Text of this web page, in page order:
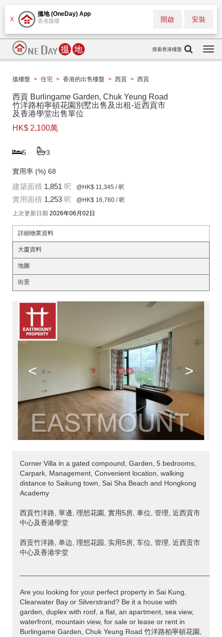
X
搵地 (OneDay) App
香港搵樓 安裝
開啟
搜索香港樓盤
搵樓盤 > 住宅 > 香港的出售樓盤 > 西貢 > 西貢
西貢 Burlingame Garden, Chuk Yeung Road
竹洋路柏寧頓花園別墅出售及出租-近西貢市
及香港學堂出售單位
HK$ 2,100萬
5 3
實用率 (%) 68
建築面積 1,851 呎 @HK$ 11,345 / 呎
實用面積 1,253 呎 @HK$ 16,760 / 呎
上次更新日期 2026年06月02日
詳細物業資料
大廈資料
地圖
街景
>
< >
Corner Villa in a gated compound, Garden, 5 bedrooms,
Carpark, Management, Convenient location, walking
distance to Saikung town, Sai Sha Beach and Hongkong
Academy
西貢竹洋路, 單邊, 理想花園, 實用5房, 車位, 管理, 近西貢市
中心及香港學堂
西贡竹洋路, 单边, 理想花园, 实用5房, 车位, 管理, 近西贡市
中心及香港学堂
Are you looking for your perfect property in Sai Kung,
Clearwater Bay or Silverstrand? Be it a house with
garden, duplex with roof, a flat, an apartment, sea view,
waterfront, mountain view, for sale or lease or rent in
Burlingame Garden, Chuk Yeung Road 竹洋路柏寧頓花園,